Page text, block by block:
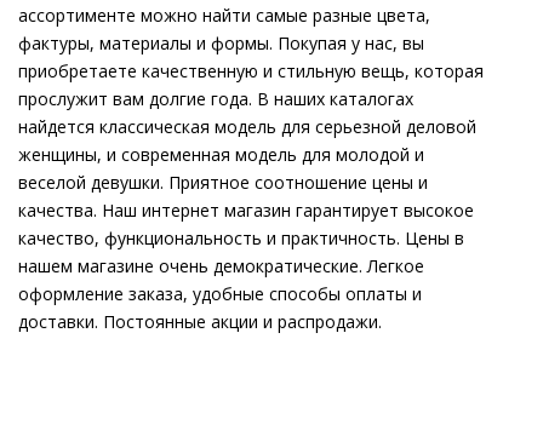
ассортименте можно найти самые разные цвета,
фактуры, материалы и формы. Покупая у нас, вы
приобретаете качественную и стильную вещь, которая
прослужит вам долгие года. В наших каталогах
найдется классическая модель для серьезной деловой
женщины, и современная модель для молодой и
веселой девушки. Приятное соотношение цены и
качества. Наш интернет магазин гарантирует высокое
качество, функциональность и практичность. Цены в
нашем магазине очень демократические. Легкое
оформление заказа, удобные способы оплаты и
доставки. Постоянные акции и распродажи.